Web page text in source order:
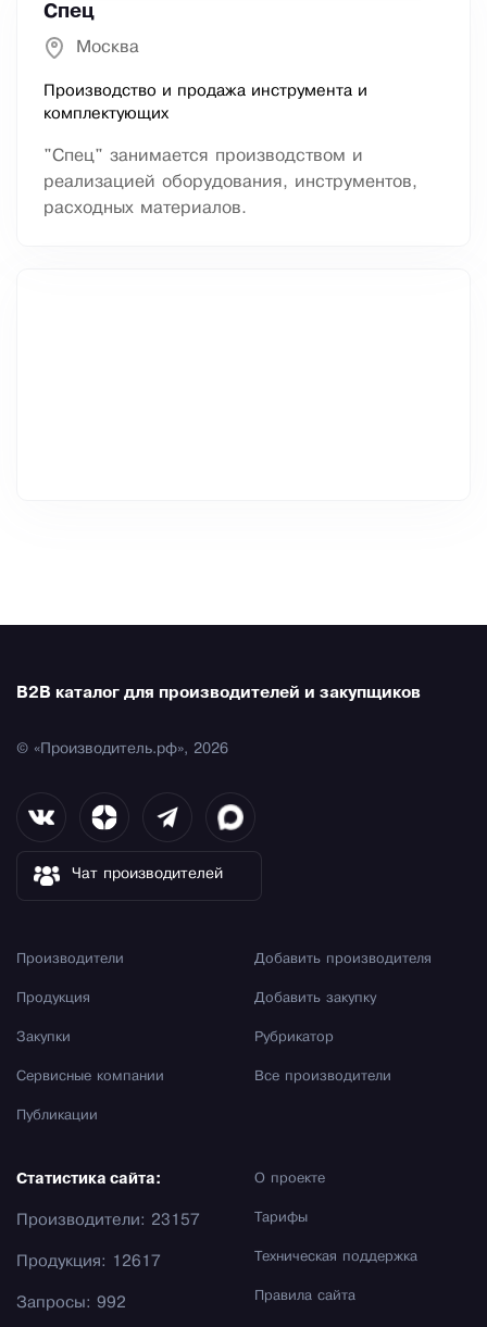
Спец
Москва
Производство и продажа инструмента и
комплектующих
"Спец" занимается производством и
реализацией оборудования, инструментов,
расходных материалов.
B2B каталог для производителей и закупщиков
© «Производитель.рф», 2026
Чат производителей
Производители
Продукция
Закупки
Сервисные компании
Публикации
Добавить производителя
Добавить закупку
Рубрикатор
Все производители
О проекте
Тарифы
Техническая поддержка
Правила сайта
Статистика сайта:
Производители: 23157
Продукция: 12617
Запросы: 992